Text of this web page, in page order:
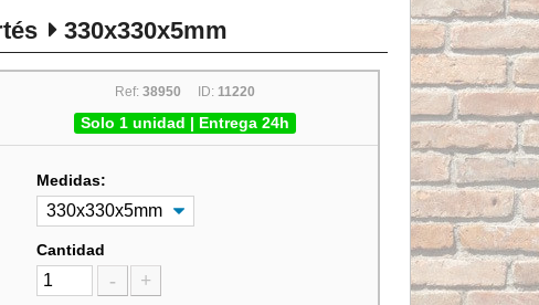
330x330x5mm
Ref:38950 ID:11220
Solo 1 unidad | Entrega 24h
Medidas:
Cantidad
- +